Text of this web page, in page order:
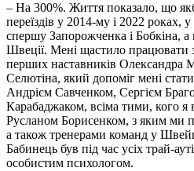
– На 300%. Життя показало, що
переїздів у 2014-му і 2022 роках,
спершу Запорожченка і Бобкіна, а
Швеції. Мені щастило працювати
перших наставників Олександра
Селютіна, який допоміг мені
Андрієм Савченком, Сергієм
Карабаджаком, всіма тими, кого я
Русланом Борисенком, з яким ми
а також тренерами команд у
Бабинець був під час усіх трай-
особистим психологом.